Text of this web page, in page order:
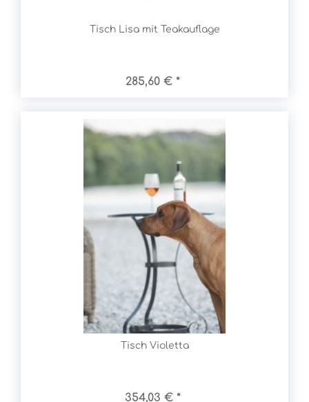
Tisch Lisa mit Teakauflage
285,60 € *
Tisch Violetta
354,03 € *